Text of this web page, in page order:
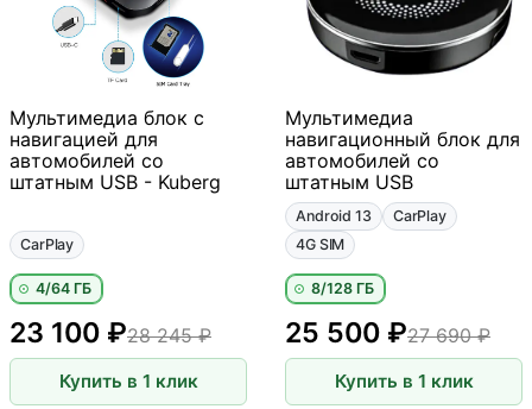
Мультимедиа блок с
навигацией для
автомобилей со
штатным USB - Kuberg
CarPlay
4/64 ГБ
28 245 ₽
23 100 ₽
Купить в 1 клик
Мультимедиа
навигационный блок для
автомобилей со
штатным USB
Android 13
CarPlay
4G SIM
8/128 ГБ
27 690 ₽
25 500 ₽
Купить в 1 клик